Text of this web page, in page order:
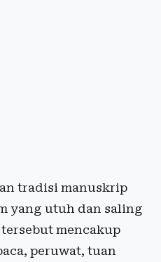
tradisi manuskrip
yang utuh dan saling
mencakup
peruwat, tuan